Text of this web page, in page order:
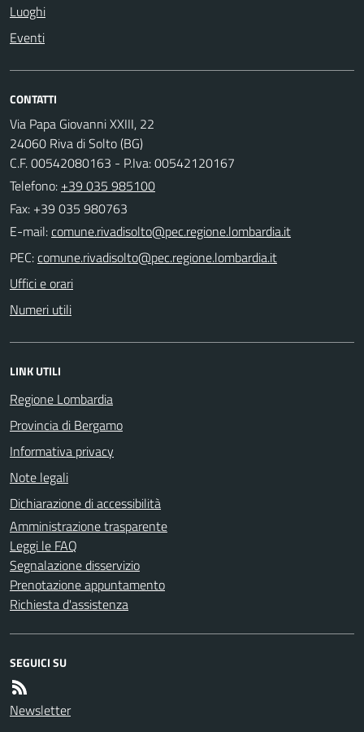
Luoghi
Eventi
CONTATTI
Via Papa Giovanni XXIII, 22
24060 Riva di Solto (BG)
C.F. 00542080163 - P.Iva: 00542120167
Telefono: +39 035 985100
Fax: +39 035 980763
E-mail:
PEC:
Uffici e orari
Numeri utili
LINK UTILI
Regione Lombardia
Provincia di Bergamo
Informativa privacy
Note legali
Dichiarazione di accessibilità
Amministrazione trasparente
Leggi le FAQ
Segnalazione disservizio
Prenotazione appuntamento
Richiesta d'assistenza
SEGUICI SU
Newsletter